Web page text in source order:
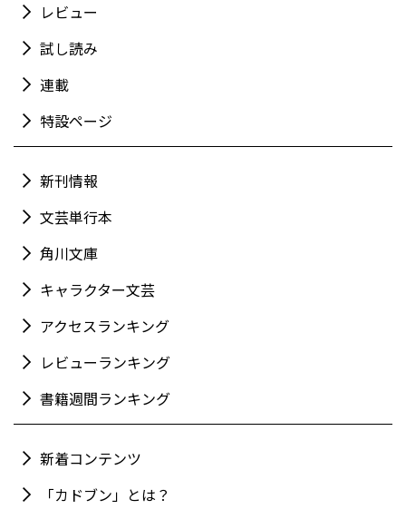
レビュー
試し読み
連載
特設ページ
新刊情報
文芸単行本
角川文庫
キャラクター文芸
アクセスランキング
レビューランキング
書籍週間ランキング
新着コンテンツ
「カドブン」とは？